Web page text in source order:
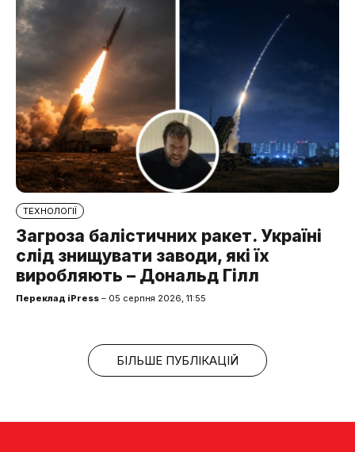
ТЕХНОЛОГІЇ
Загроза балістичних ракет. Україні
слід знищувати заводи, які їх
виробляють – Дональд Гілл
Переклад iPress – 05 серпня 2026, 11:55
БІЛЬШЕ ПУБЛІКАЦІЙ